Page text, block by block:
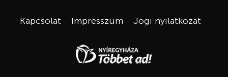
Kapcsolat Impresszum Jogi nyilatkozat